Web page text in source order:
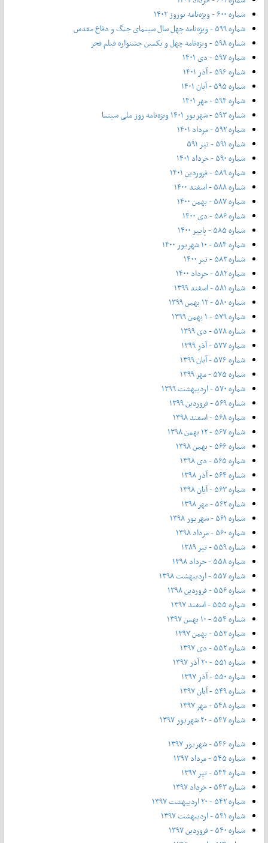
شماره ۶۰۰ - ویژه‌نامه نوروز ۱۴۰۲
شماره ۵۹۹ - ویژه‌نامه چهل سال سینمای جنگ و دفاع مقدس
شماره ۵۹۸ - ویژه‌نامه چهل و یکمین جشنواره فیلم فجر
شماره ۵۹۷ - دی ۱۴۰۱
شماره ۵۹۶ - آذر ۱۴۰۱
شماره ۵۹۵ - آبان ۱۴۰۱
شماره ۵۹۴ - مهر ۱۴۰۱
شماره ۵۹۳ - شهریور ۱۴۰۱ ویژه‌نامه روز ملی سینما
شماره ۵۹۲ - مرداد ۱۴۰۱
شماره ۵۹۱ - تیر ۵۹۱
شماره ۵۹۰ - خرداد ۱۴۰۱
شماره ۵۸۹ - فروردین ۱۴۰۱
شماره ۵۸۸ - اسفند ۱۴۰۰
شماره ۵۸۷ - بهمن ۱۴۰۰
شماره ۵۸۶ - دی ۱۴۰۰
شماره ۵۸۵ - پاییز ۱۴۰۰
شماره ۵۸۴ - ۱۰ شهریور ۱۴۰۰
شماره ۵۸۳ - تیر ۱۴۰۰
شماره ۵۸۲ - خرداد ۱۴۰۰
شماره ۵۸۱ - اسفند ۱۳۹۹
شماره ۵۸۰ - ۱۲ بهمن ۱۳۹۹
شماره ۵۷۹ - ۱ بهمن ۱۳۹۹
شماره ۵۷۸ - دی ۱۳۹۹
شماره ۵۷۷ - آذر ۱۳۹۹
شماره ۵۷۶ - آبان ۱۳۹۹
شماره ۵۷۵ - مهر ۱۳۹۹
شماره ۵۷۰ - اردیبهشت ۱۳۹۹
شماره ۵۶۹ - فروردین ۱۳۹۹
شماره ۵۶۸ - اسفند ۱۳۹۸
شماره ۵۶۷ - ۱۲ بهمن ۱۳۹۸
شماره ۵۶۶ - بهمن ۱۳۹۸
شماره ۵۶۵ - دی ۱۳۹۸
شماره ۵۶۴ - آذر ۱۳۹۸
شماره ۵۶۳ - آیان ۱۳۹۸
شماره ۵۶۲ - مهر ۱۳۹۸
شماره ۵۶۱ - شهریور ۱۳۹۸
شماره ۵۶۰ - مرداد ۱۳۹۸
شماره ۵۵۹ - تیر ۱۳۸۹
شماره ۵۵۸ - خرداد ۱۳۹۸
شماره ۵۵۷ - اردیبهشت ۱۳۹۸
شماره ۵۵۶ - فروردین ۱۳۹۸
شماره ۵۵۵ - اسفند ۱۳۹۷
شماره ۵۵۴ - ۱۰ بهمن ۱۳۹۷
شماره ۵۵۳ - بهمن ۱۳۹۷
شماره ۵۵۲ - دی ۱۳۹۷
شماره ۵۵۱ - ۲۰ آذر ۱۳۹۷
شماره ۵۵۰ - آذر ۱۳۹۷
شماره ۵۴۹ - آبان ۱۳۹۷
شماره ۵۴۸ - مهر ۱۳۹۷
شماره ۵۴۷ - ۲۰ شهریور ۱۳۹۷
شماره ۵۴۶ - شهریور ۱۳۹۷
شماره ۵۴۵ - مرداد ۱۳۹۷
شماره ۵۴۴ - تیر ۱۳۹۷
شماره ۵۴۳ - خرداد ۱۳۹۷
شماره ۵۴۲ - ۲۰ اردیبهشت ۱۳۹۷
شماره ۵۴۱ - اردیبهشت ۱۳۹۷
شماره ۵۴۰ - فروردین ۱۳۹۷